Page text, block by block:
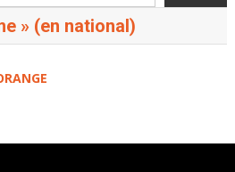
» (en national)